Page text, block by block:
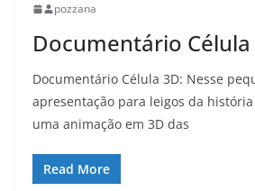
pozzana
Documentário Célula
Documentário Célula 3D: Nesse
apresentação para leigos da
uma animação em 3D das
Read More